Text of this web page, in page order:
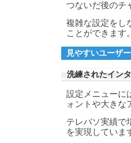
つないだ後のチ
複雑な設定をし
ことができます
見やすいユーザ
洗練されたイン
設定メニューに
ォントや大きな
テレパソ実績で
を実現していま